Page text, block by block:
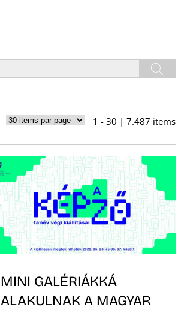
1 - 30 | 7.487 items
MINI GALÉRIÁKKÁ
ALAKULNAK A MAGYAR